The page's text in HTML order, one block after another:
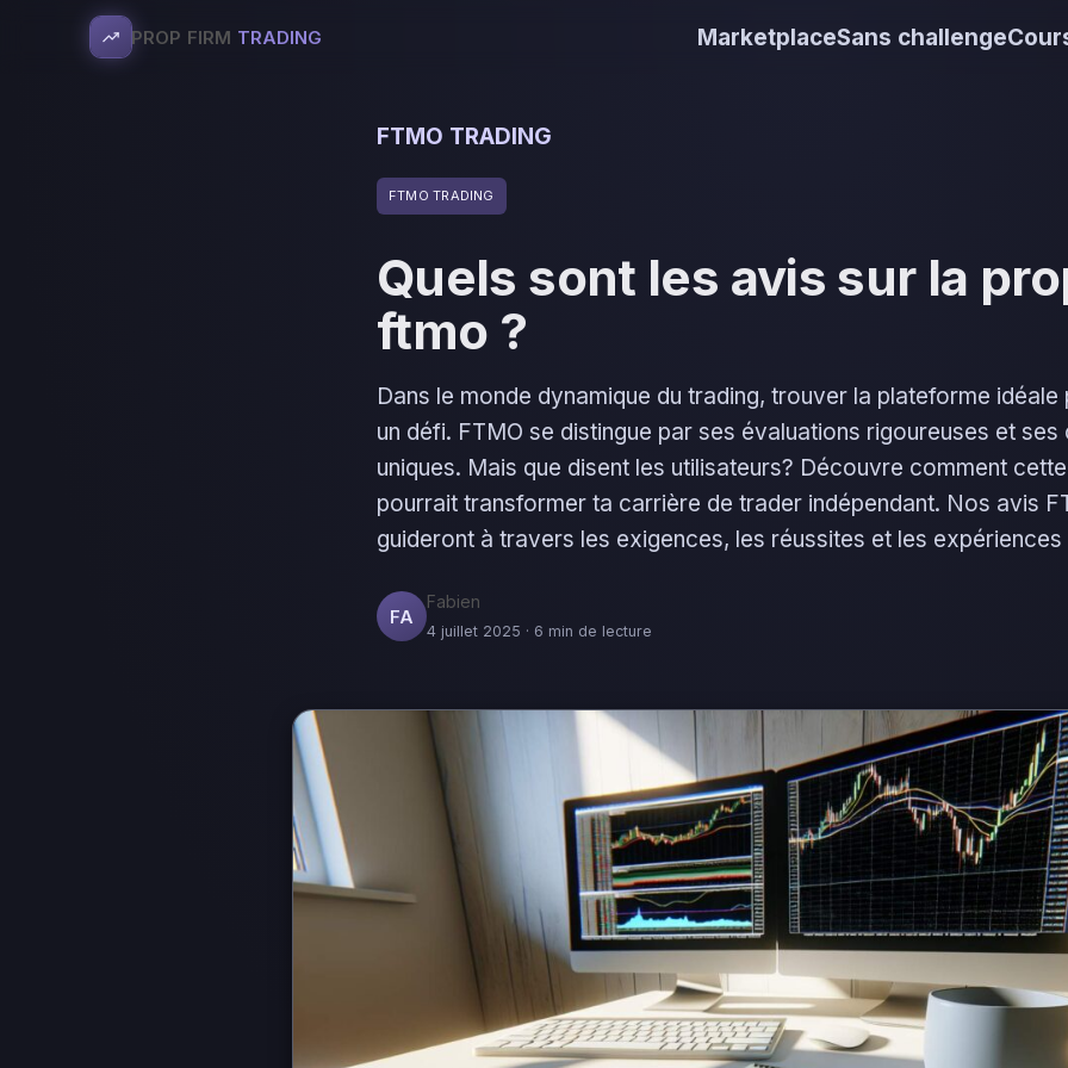
PROP FIRM TRADING MarketplaceSans challenge
FTMO TRADING
FTMO TRADING
Quels sont les avis sur la
ftmo ?
Dans le monde dynamique du trading, trouver la plateforme idéale
un défi. FTMO se distingue par ses évaluations rigoureuses et
uniques. Mais que disent les utilisateurs? Découvre comment
pourrait transformer ta carrière de trader indépendant. Nos avis
guideront à travers les exigences, les réussites et les
FA
Fabien
4 juillet 2025 · 6 min de lecture